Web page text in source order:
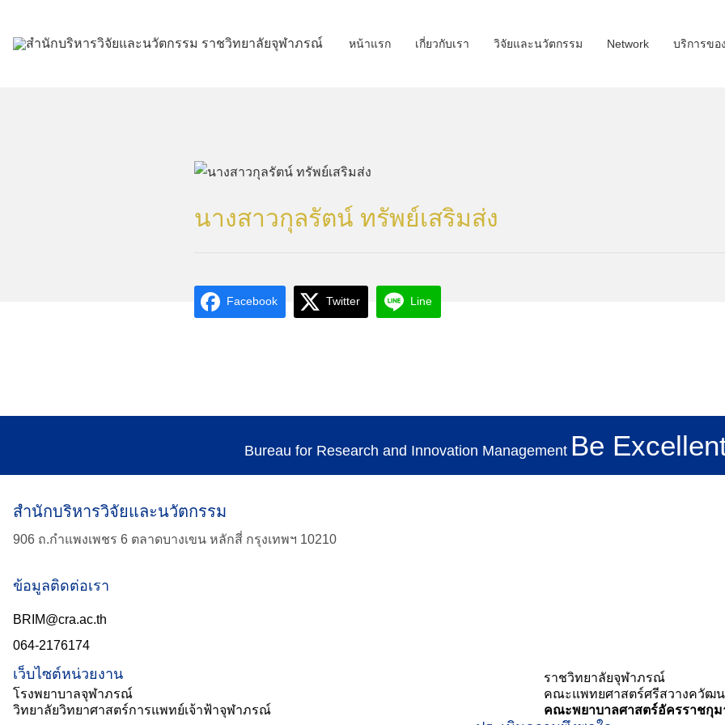
content
หน้าแรก เกี่ยวกับเรา วิจัยและนวัตกรรม Network บริการขอ
TH
for:
นางสาวกุลรัตน์ ทรัพย์เสริมส่ง
Facebook Twitter Line
Bureau for Research and Innovation Management Be
สำนักบริหารวิจัยและนวัตกรรม
906 ถ.กำแพงเพชร 6 ตลาดบางเขน หลักสี่ กรุงเทพฯ 10210
ข้อมูลติดต่อเรา
BRIM@cra.ac.th
064-2176174
เว็บไซต์หน่วยงาน
ราชวิทยาลัยจุฬาภรณ์
โรงพยาบาลจุฬาภรณ์
คณะแพทยศาสตร์ศรีสวางควัฒน
วิทยาลัยวิทยาศาสตร์การแพทย์เจ้าฟ้าจุฬาภรณ์
คณะพยาบาลศาสตร์อัครราชกุม